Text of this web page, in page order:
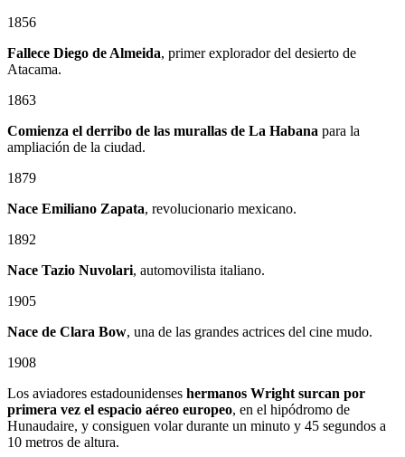
1856
Fallece Diego de Almeida, primer explorador del desierto de
Atacama.
1863
Comienza el derribo de las murallas de La Habana para la
ampliación de la ciudad.
1879
Nace Emiliano Zapata, revolucionario mexicano.
1892
Nace Tazio Nuvolari, automovilista italiano.
1905
Nace de Clara Bow, una de las grandes actrices del cine mudo.
1908
Los aviadores estadounidenses hermanos Wright surcan por
primera vez el espacio aéreo europeo, en el hipódromo de
Hunaudaire, y consiguen volar durante un minuto y 45 segundos a
10 metros de altura.